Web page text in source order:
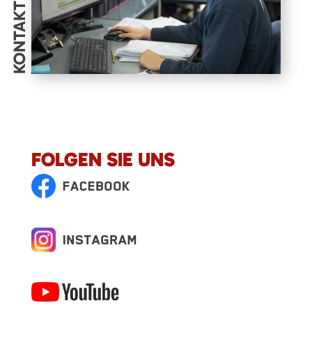
KONTAKT
FOLGEN SIE UNS